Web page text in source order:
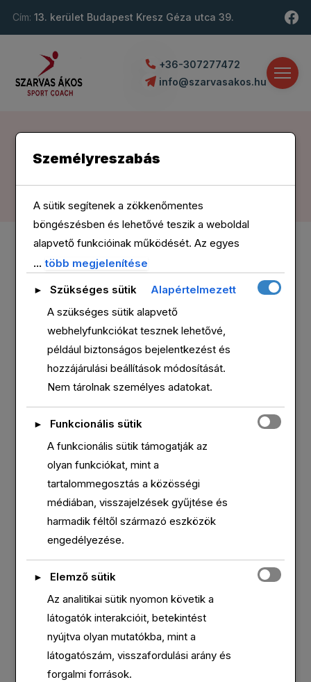
Cím: 13. kerület Budapest Kresz Géza utca 39.
+36-307277472
info@szarvasakos.hu
CIKKEK
Scroll Down
MI A DISC MODELL?
Ez a modell viselkedésünket méri. Nem egy
személyiségteszt. Megmutatja a természetes
ésfelvett stílusunkat. Előre jelzi, hogy bizonyos
helyzetekben hogyan reagálhatnak az
emberek.Közös nyelvvé válhat, ha
BŐVEBBEN
Személyreszabás
A sütik segítenek a zökkenőmentes
böngészésben és lehetővé teszik a weboldal
alapvető funkcióinak működését. Az egyes
sütikategóriákról részletes információt alább
böngészőjében kerülnek tárolásra, mivel
elengedhetetlenek az oldal alapvető
működéséhez. Ezek a sütik a GDPR értelmében
nem igényelnek hozzájárulást. Harmadik féltől
származó sütiket is használunk a weboldal
forgalmának elemzésére, a beállítások
megjegyzésére, valamint a releváns tartalmak és
hirdetések megjelenítésére. Ezek csak az Ön
hozzájárulásával aktiválódnak. Dönthet úgy, hogy
engedélyezi vagy letiltja ezeket a sütiket, de
fontos tudnia, hogy egyes típusok kikapcsolása
befolyásolhatja a böngészési élményét.
...több megjelenítése
► Szükséges sütik
Alapértelmezett
A szükséges sütik alapvető
webhelyfunkciókat tesznek lehetővé,
például biztonságos bejelentkezést és
hozzájárulási beállítások módosítását.
Nem tárolnak személyes adatokat.
►
Funkcionális sütik
A funkcionális sütik támogatják az
olyan funkciókat, mint a
tartalommegosztás a közösségi
médiában, visszajelzések gyűjtése és
harmadik féltől származó eszközök
engedélyezése.
►
Elemző sütik
Az analitikai sütik nyomon követik a
látogatók interakcióit, betekintést
nyújtva olyan mutatókba, mint a
látogatószám, visszafordulási arány és
forgalmi források.